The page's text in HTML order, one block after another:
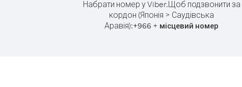
Набрати номер у Viber.Щоб подзвонити за
кордон (Японія > Саудівська
Аравія):+966 + місцевий номер